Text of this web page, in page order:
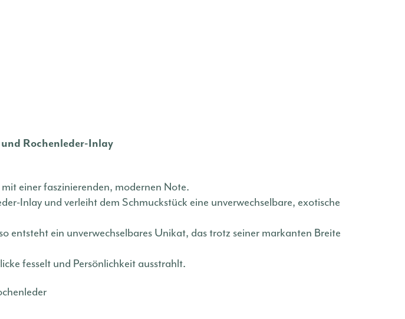
Rochenleder-Inlay
einer faszinierenden, modernen Note.
Inlay und verleiht dem Schmuckstück eine unverwechselbare, exotische
entsteht ein unverwechselbares Unikat, das trotz seiner markanten Breite
fesselt und Persönlichkeit ausstrahlt.